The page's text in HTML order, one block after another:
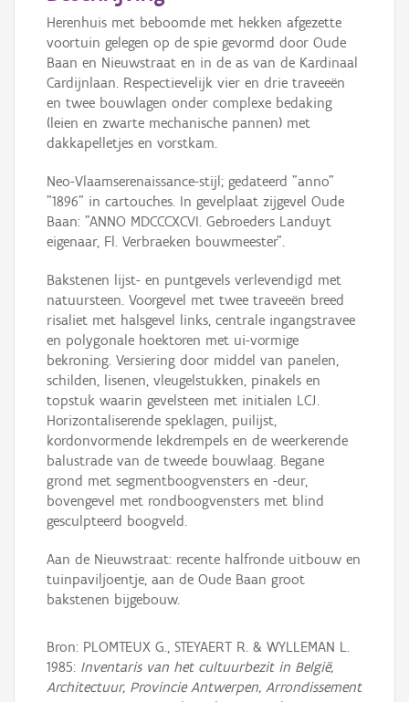
Herenhuis met beboomde met hekken afgezette
voortuin gelegen op de spie gevormd door Oude
Baan en Nieuwstraat en in de as van de Kardinaal
Cardijnlaan. Respectievelijk vier en drie traveeën
en twee bouwlagen onder complexe bedaking
(leien en zwarte mechanische pannen) met
dakkapelletjes en vorstkam.
Neo-Vlaamserenaissance-stijl; gedateerd "anno"
"1896" in cartouches. In gevelplaat zijgevel Oude
Baan: "ANNO MDCCCXCVI. Gebroeders Landuyt
eigenaar, Fl. Verbraeken bouwmeester".
Bakstenen lijst- en puntgevels verlevendigd met
natuursteen. Voorgevel met twee traveeën breed
risaliet met halsgevel links, centrale ingangstravee
en polygonale hoektoren met ui-vormige
bekroning. Versiering door middel van panelen,
schilden, lisenen, vleugelstukken, pinakels en
topstuk waarin gevelsteen met initialen LCJ.
Horizontaliserende speklagen, puilijst,
kordonvormende lekdrempels en de weerkerende
balustrade van de tweede bouwlaag. Begane
grond met segmentboogvensters en -deur,
bovengevel met rondboogvensters met blind
gesculpteerd boogveld.
Aan de Nieuwstraat: recente halfronde uitbouw en
tuinpaviljoentje, aan de Oude Baan groot
bakstenen bijgebouw.
Bron: PLOMTEUX G., STEYAERT R. & WYLLEMAN L.
1985: Inventaris van het cultuurbezit in België,
Architectuur, Provincie Antwerpen, Arrondissement